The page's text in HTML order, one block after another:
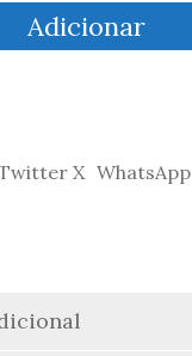
Adicionar
X WhatsApp